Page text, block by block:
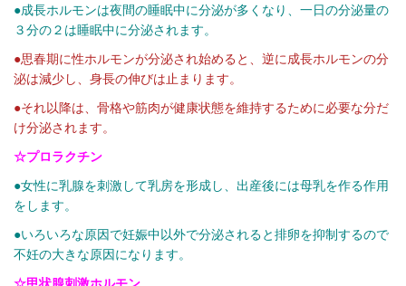
●成長ホルモンは夜間の睡眠中に分泌が多くなり、一日の分泌量の
３分の２は睡眠中に分泌されます。
●思春期に性ホルモンが分泌され始めると、逆に成長ホルモンの分
泌は減少し、身長の伸びは止まります。
●それ以降は、骨格や筋肉が健康状態を維持するために必要な分だ
け分泌されます。
☆プロラクチン
●女性に乳腺を刺激して乳房を形成し、出産後には母乳を作る作用
をします。
●いろいろな原因で妊娠中以外で分泌されると排卵を抑制するので
不妊の大きな原因になります。